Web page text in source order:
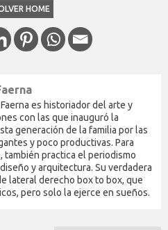
HOME
es historiador del arte y
con las que inauguró la
generación de la familia por las
y poco productivas. Para
también practica el periodismo
y arquitectura. Su verdadera
lateral derecho box to box, que
pero solo la ejerce en sueños.